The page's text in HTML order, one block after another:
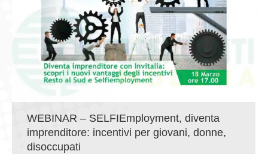
WEBINAR – SELFIEmployment, diventa
imprenditore: incentivi per giovani, donne,
disoccupati